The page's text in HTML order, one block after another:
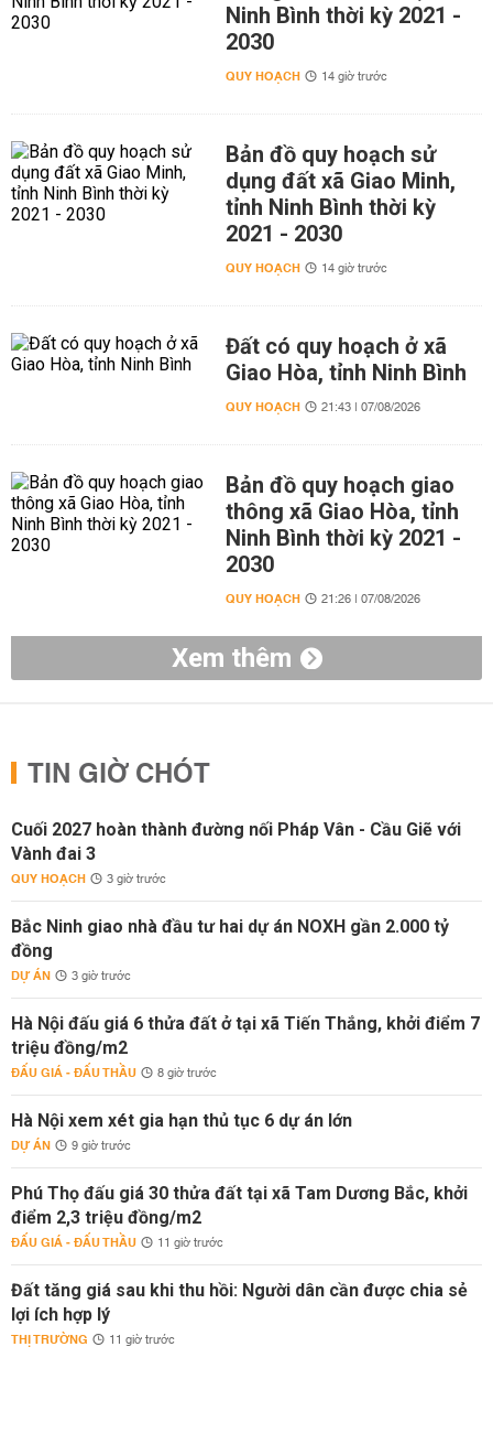
Ninh Bình thời kỳ 2021 -
2030
QUY HOẠCH 14 giờ trước
Bản đồ quy hoạch sử
dụng đất xã Giao Minh,
tỉnh Ninh Bình thời kỳ
2021 - 2030
QUY HOẠCH 14 giờ trước
Đất có quy hoạch ở xã
Giao Hòa, tỉnh Ninh Bình
QUY HOẠCH 21:43 | 07/08/2026
Bản đồ quy hoạch giao
thông xã Giao Hòa, tỉnh
Ninh Bình thời kỳ 2021 -
2030
QUY HOẠCH 21:26 | 07/08/2026
Xem thêm
TIN GIỜ CHÓT
Cuối 2027 hoàn thành đường nối Pháp Vân - Cầu Giẽ với
Vành đai 3
QUY HOẠCH 3 giờ trước
Bắc Ninh giao nhà đầu tư hai dự án NOXH gần 2.000 tỷ
đồng
DỰ ÁN 3 giờ trước
Hà Nội đấu giá 6 thửa đất ở tại xã Tiến Thắng, khởi điểm 7
triệu đồng/m2
ĐẤU GIÁ - ĐẤU THẦU 8 giờ trước
Hà Nội xem xét gia hạn thủ tục 6 dự án lớn
DỰ ÁN 9 giờ trước
Phú Thọ đấu giá 30 thửa đất tại xã Tam Dương Bắc, khởi
điểm 2,3 triệu đồng/m2
ĐẤU GIÁ - ĐẤU THẦU 11 giờ trước
Đất tăng giá sau khi thu hồi: Người dân cần được chia sẻ
lợi ích hợp lý
THỊ TRƯỜNG 11 giờ trước